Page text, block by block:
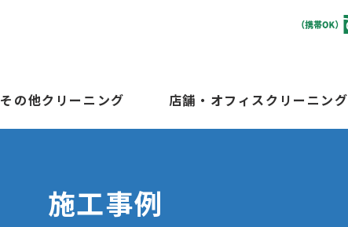
その他クリーニング 店舗・オフィスクリーニング
施工事例